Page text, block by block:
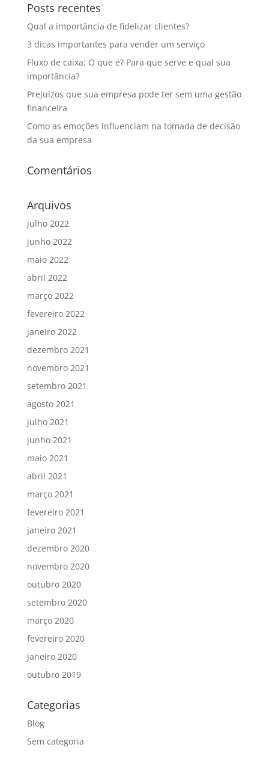
Posts recentes
Qual a importância de fidelizar clientes?
3 dicas importantes para vender um serviço
Fluxo de caixa: O que é? Para que serve e qual sua
importância?
Prejuízos que sua empresa pode ter sem uma gestão
financeira
Como as emoções influenciam na tomada de decisão
da sua empresa
Comentários
Arquivos
julho 2022
junho 2022
maio 2022
abril 2022
março 2022
fevereiro 2022
janeiro 2022
dezembro 2021
novembro 2021
setembro 2021
agosto 2021
julho 2021
junho 2021
maio 2021
abril 2021
março 2021
fevereiro 2021
janeiro 2021
dezembro 2020
novembro 2020
outubro 2020
setembro 2020
março 2020
fevereiro 2020
janeiro 2020
outubro 2019
Categorias
Blog
Sem categoria